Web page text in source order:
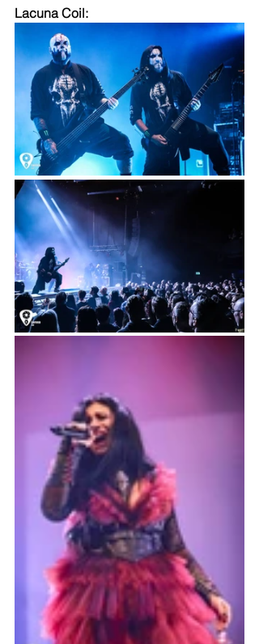
Lacuna Coil: